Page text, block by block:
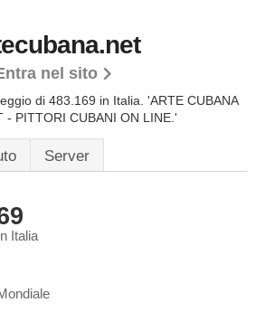
nel sito
di 483.169 in Italia. 'ARTE CUBANA
- PITTORI CUBANI ON LINE.'
Server
Italia